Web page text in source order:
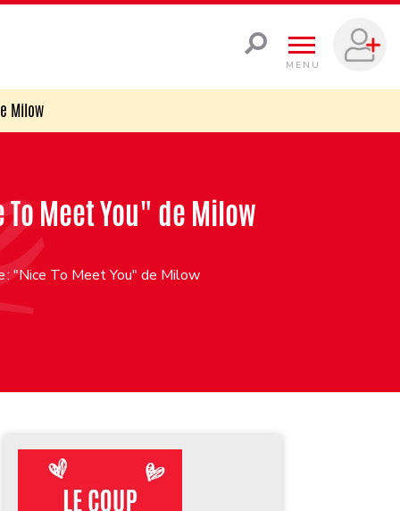
MENU
Milow
Meet You" de Milow
: "Nice To Meet You" de Milow